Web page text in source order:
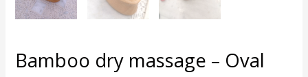
Bamboo dry massage – Oval